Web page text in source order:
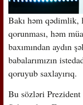
Bakı həm
qorunması, həm
baxımından aydın
babalarımızın
qoruyub saxlayırıq.
Bu sözləri